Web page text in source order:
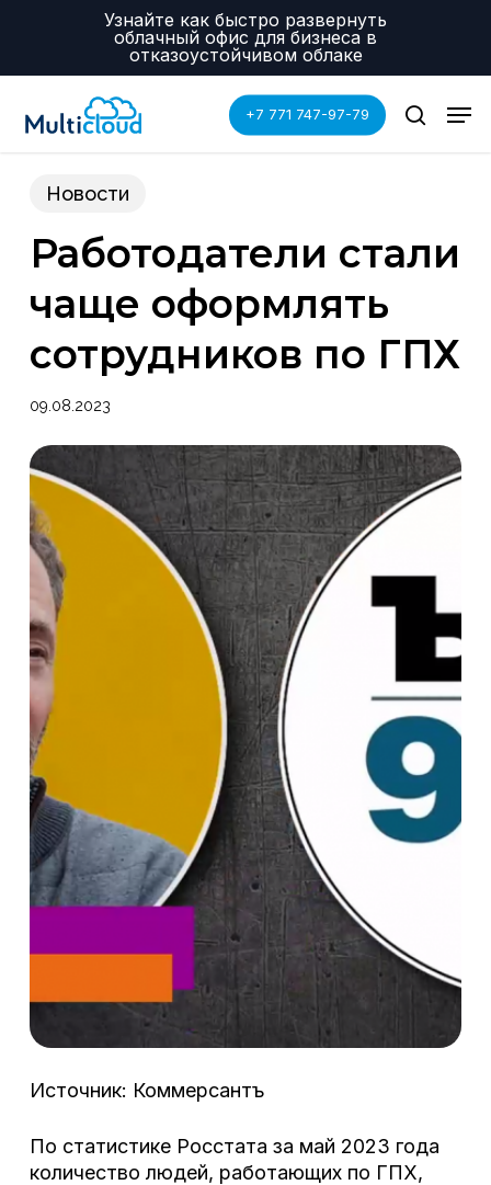
Узнайте как быстро развернуть
облачный офис для бизнеса в
отказоустойчивом облаке
+7 771 747-97-79
search
Новости
Работодатели стали
чаще оформлять
сотрудников по ГПХ
09.08.2023
Источник: Коммерсантъ
По статистике Росстата за май 2023 года
количество людей, работающих по ГПХ,